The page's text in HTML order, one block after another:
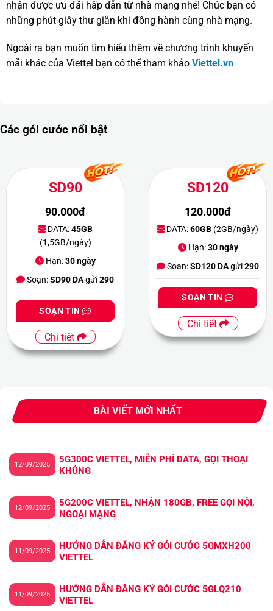
nhận được ưu đãi hấp dẫn từ nhà mạng nhé! Chúc bạn có
những phút giây thư giãn khi đồng hành cùng nhà mạng.
Ngoài ra bạn muốn tìm hiểu thêm về chương trình khuyến
mãi khác của Viettel bạn có thể tham khảo Viettel.vn
Các gói cước nổi bật
SD90
90.000đ
DATA:45GB
(1,5GB/ngày)
Hạn:30 ngày
Soạn:SD90 DAgửi290
SOẠN TIN
Chi tiết
SD120
120.000đ
DATA:60GB (2GB/ngày)
Hạn:30 ngày
Soạn:SD120 DAgửi290
SOẠN TIN
Chi tiết
BÀI VIẾT MỚI NHẤT
5G300C VIETTEL, MIỄN PHÍ DATA, GỌI THOẠI
KHỦNG
12/09/2025
5G200C VIETTEL, NHẬN 180GB, FREE GỌI NỘI,
NGOẠI MẠNG
12/09/2025
HƯỚNG DẪN ĐĂNG KÝ GÓI CƯỚC 5GMXH200
VIETTEL
11/09/2025
HƯỚNG DẪN ĐĂNG KÝ GÓI CƯỚC 5GLQ210
VIETTEL
11/09/2025